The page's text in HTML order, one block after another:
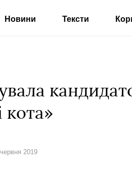
Новини Тексти
кота»
2019